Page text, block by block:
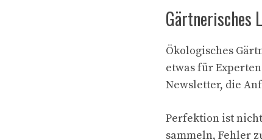
Gärtnerisches
Ökologisches
etwas für
Newsletter, die
Perfektion ist
sammeln, Fehler